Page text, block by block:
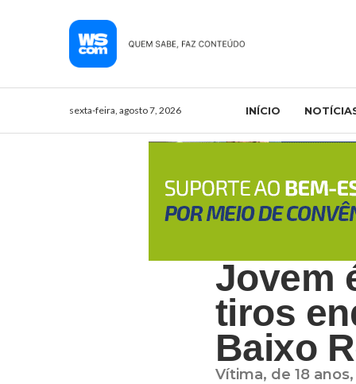
sexta-feira, agosto 7, 2026 INÍCIO
Jovem
tiros
Baixo
Vítima, de 18